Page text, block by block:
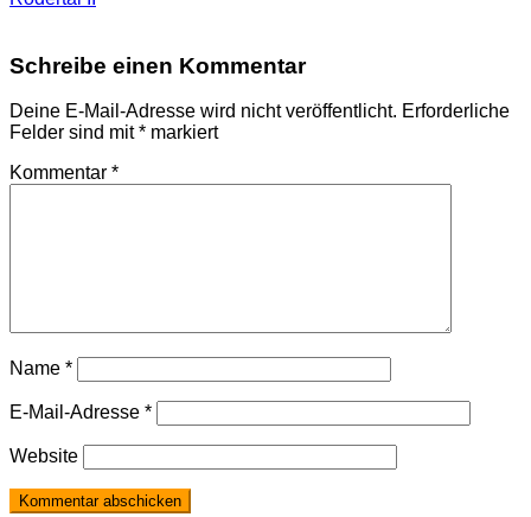
Schreibe einen Kommentar
Deine E-Mail-Adresse wird nicht veröffentlicht. Erforderliche
Felder sind mit* markiert
Kommentar *
Name *
E-Mail-Adresse *
Website